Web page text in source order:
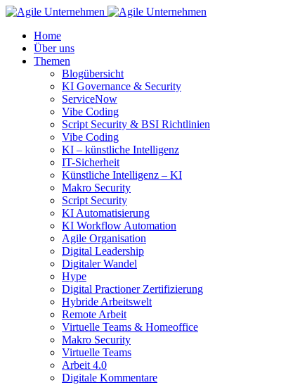
Home
Über uns
Themen
Blogübersicht
KI Governance & Security
ServiceNow
Vibe Coding
Script Security & BSI Richtlinien
Vibe Coding
KI – künstliche Intelligenz
IT-Sicherheit
Künstliche Intelligenz – KI
Makro Security
Script Security
KI Automatisierung
KI Workflow Automation
Agile Organisation
Digital Leadership
Digitaler Wandel
Hype
Digital Practioner Zertifizierung
Hybride Arbeitswelt
Remote Arbeit
Virtuelle Teams & Homeoffice
Makro Security
Virtuelle Teams
Arbeit 4.0
Digitale Kommentare